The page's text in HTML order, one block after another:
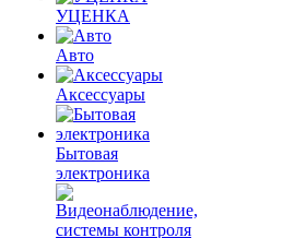
УЦЕНКА
Авто
Аксессуары
Бытовая
электроника